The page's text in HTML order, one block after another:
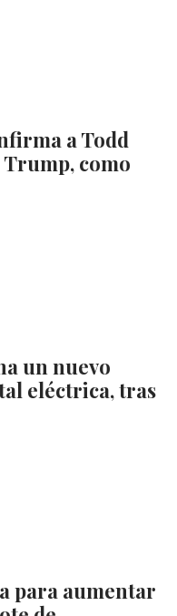
a Todd
Trump, como
un nuevo
eléctrica, tras
para aumentar